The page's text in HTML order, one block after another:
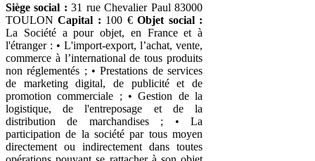
Siège social : 31 rue Chevalier Paul 83000
TOULONCapital : 100 €Objet social :
La Société a pour objet, en France et à
l'étranger : • L'import-export, l’achat, vente,
commerce à l’international de tous produits
non réglementés ; • Prestations de services
de marketing digital, de publicité et de
promotion commerciale ; • Gestion de la
logistique, de l'entreposage et de la
distribution de marchandises ; • La
participation de la société par tous moyen
directement ou indirectement dans toutes